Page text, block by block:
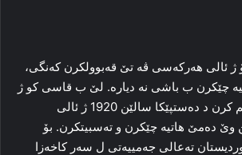
ژ ئالی هه‌رکه‌سی ڤه‌ تێ قه‌بوولکرن که‌نگی،
چێکرن ب باشی نه‌ دیاره‌. لێ ب قاسی کو ژ
به‌لگه‌یێن هه‌یی تێ فێم کرن د ده‌ستپێکا سالێن 1920 ژ ئالی
وێ ده‌مێ هاتیه‌ چێکرن و ته‌سبیتکرن. بۆ
ته‌عالی جه‌مییه‌تی ل سه‌ر کاخه‌زا